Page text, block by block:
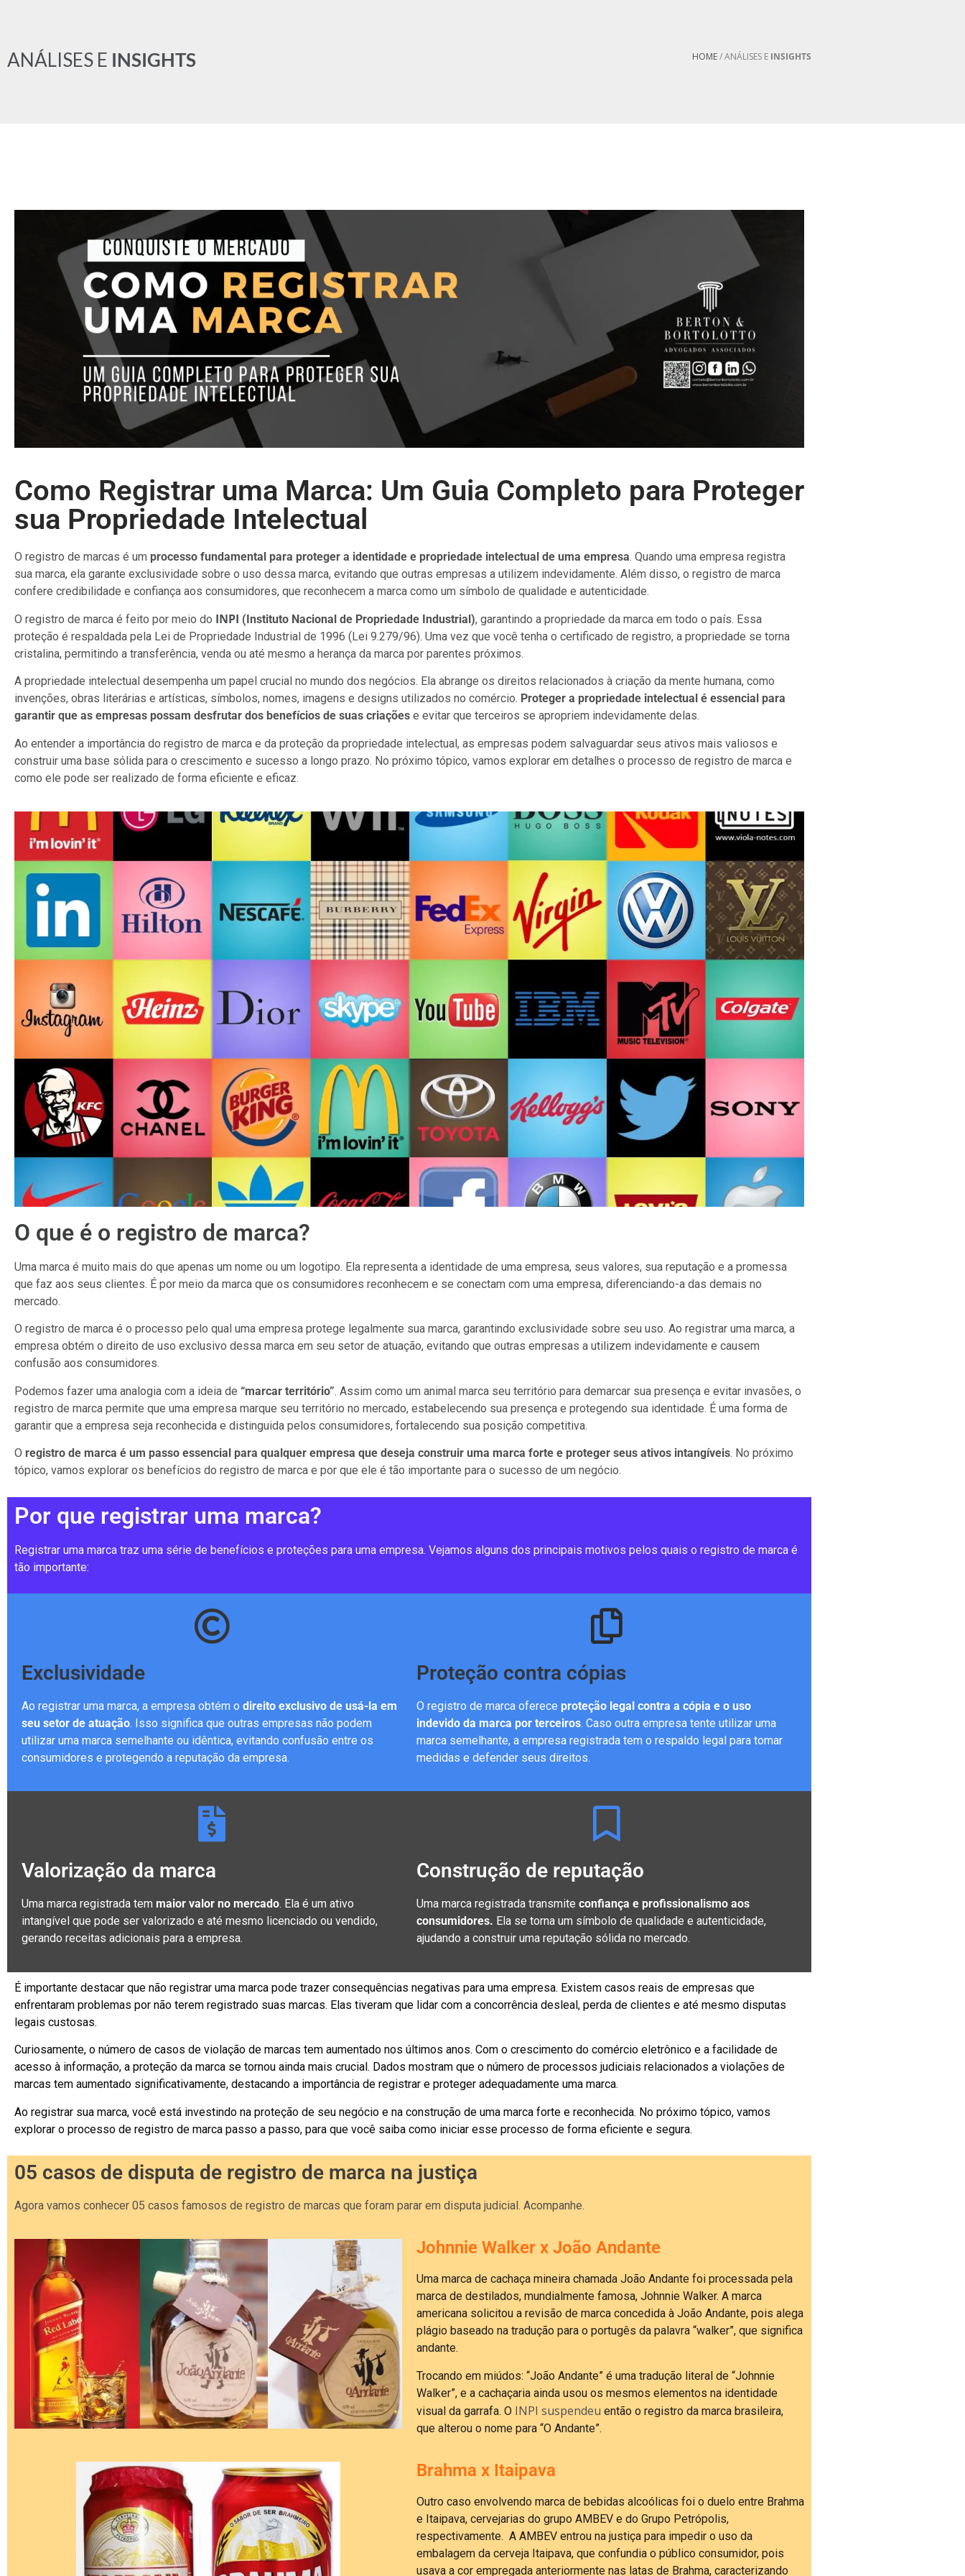
ANÁLISES E INSIGHTS HOME/ ANÁLISES E INSIGHTS
Como Registrar uma Marca: Um Guia Completo para Proteger
sua Propriedade Intelectual
O registro de marcas é um processo fundamental para proteger a identidade e propriedade intelectual de uma empresa. Quando uma empresa registra
sua marca, ela garante exclusividade sobre o uso dessa marca, evitando que outras empresas a utilizem indevidamente. Além disso, o registro de marca
confere credibilidade e confiança aos consumidores, que reconhecem a marca como um símbolo de qualidade e autenticidade.
O registro de marca é feito por meio do INPI (Instituto Nacional de Propriedade Industrial), garantindo a propriedade da marca em todo o país. Essa
proteção é respaldada pela Lei de Propriedade Industrial de 1996 (Lei 9.279/96). Uma vez que você tenha o certificado de registro, a propriedade se torna
cristalina, permitindo a transferência, venda ou até mesmo a herança da marca por parentes próximos.
A propriedade intelectual desempenha um papel crucial no mundo dos negócios. Ela abrange os direitos relacionados à criação da mente humana, como
invenções, obras literárias e artísticas, símbolos, nomes, imagens e designs utilizados no comércio. Proteger a propriedade intelectual é essencial para
garantir que as empresas possam desfrutar dos benefícios de suas criações e evitar que terceiros se apropriem indevidamente delas.
Ao entender a importância do registro de marca e da proteção da propriedade intelectual, as empresas podem salvaguardar seus ativos mais valiosos e
construir uma base sólida para o crescimento e sucesso a longo prazo. No próximo tópico, vamos explorar em detalhes o processo de registro de marca e
como ele pode ser realizado de forma eficiente e eficaz.
O que é o registro de marca?
Uma marca é muito mais do que apenas um nome ou um logotipo. Ela representa a identidade de uma empresa, seus valores, sua reputação e a promessa
que faz aos seus clientes. É por meio da marca que os consumidores reconhecem e se conectam com uma empresa, diferenciando-a das demais no
mercado.
O registro de marca é o processo pelo qual uma empresa protege legalmente sua marca, garantindo exclusividade sobre seu uso. Ao registrar uma marca, a
empresa obtém o direito de uso exclusivo dessa marca em seu setor de atuação, evitando que outras empresas a utilizem indevidamente e causem
confusão aos consumidores.
Podemos fazer uma analogia com a ideia de “marcar território”. Assim como um animal marca seu território para demarcar sua presença e evitar invasões, o
registro de marca permite que uma empresa marque seu território no mercado, estabelecendo sua presença e protegendo sua identidade. É uma forma de
garantir que a empresa seja reconhecida e distinguida pelos consumidores, fortalecendo sua posição competitiva.
O registro de marca é um passo essencial para qualquer empresa que deseja construir uma marca forte e proteger seus ativos intangíveis. No próximo
tópico, vamos explorar os benefícios do registro de marca e por que ele é tão importante para o sucesso de um negócio.
Por que registrar uma marca?
Registrar uma marca traz uma série de benefícios e proteções para uma empresa. Vejamos alguns dos principais motivos pelos quais o registro de marca é
tão importante:
Exclusividade
Ao registrar uma marca, a empresa obtém o direito exclusivo de usá-la em
seu setor de atuação. Isso significa que outras empresas não podem
utilizar uma marca semelhante ou idêntica, evitando confusão entre os
consumidores e protegendo a reputação da empresa.
Proteção contra cópias
O registro de marca oferece proteção legal contra a cópia e o uso
indevido da marca por terceiros. Caso outra empresa tente utilizar uma
marca semelhante, a empresa registrada tem o respaldo legal para tomar
medidas e defender seus direitos.
Valorização da marca
Uma marca registrada tem maior valor no mercado. Ela é um ativo
intangível que pode ser valorizado e até mesmo licenciado ou vendido,
gerando receitas adicionais para a empresa.
Construção de reputação
Uma marca registrada transmite confiança e profissionalismo aos
consumidores. Ela se torna um símbolo de qualidade e autenticidade,
ajudando a construir uma reputação sólida no mercado.
É importante destacar que não registrar uma marca pode trazer consequências negativas para uma empresa. Existem casos reais de empresas que
enfrentaram problemas por não terem registrado suas marcas. Elas tiveram que lidar com a concorrência desleal, perda de clientes e até mesmo disputas
legais custosas.
Curiosamente, o número de casos de violação de marcas tem aumentado nos últimos anos. Com o crescimento do comércio eletrônico e a facilidade de
acesso à informação, a proteção da marca se tornou ainda mais crucial. Dados mostram que o número de processos judiciais relacionados a violações de
marcas tem aumentado significativamente, destacando a importância de registrar e proteger adequadamente uma marca.
Ao registrar sua marca, você está investindo na proteção de seu negócio e na construção de uma marca forte e reconhecida. No próximo tópico, vamos
explorar o processo de registro de marca passo a passo, para que você saiba como iniciar esse processo de forma eficiente e segura.
05 casos de disputa de registro de marca na justiça
Agora vamos conhecer 05 casos famosos de registro de marcas que foram parar em disputa judicial. Acompanhe.
Johnnie Walker x João Andante
Uma marca de cachaça mineira chamada João Andante foi processada pela
marca de destilados, mundialmente famosa, Johnnie Walker. A marca
americana solicitou a revisão de marca concedida à João Andante, pois alega
plágio baseado na tradução para o portugês da palavra “walker”, que significa
andante.
Trocando em miúdos: “João Andante” é uma tradução literal de “Johnnie
Walker”, e a cachaçaria ainda usou os mesmos elementos na identidade
visual da garrafa. O INPI suspendeu então o registro da marca brasileira,
que alterou o nome para “O Andante”.
Brahma x Itaipava
Outro caso envolvendo marca de bebidas alcoólicas foi o duelo entre Brahma
e Itaipava, cervejarias do grupo AMBEV e do Grupo Petrópolis,
respectivamente. A AMBEV entrou na justiça para impedir o uso da
embalagem da cerveja Itaipava, que confundia o público consumidor, pois
usava a cor empregada anteriormente nas latas de Brahma, caracterizando